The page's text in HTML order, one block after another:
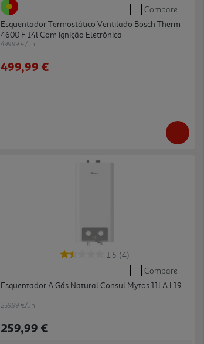
Compare
Esquentador Termostático Ventilado Bosch Therm
4600 F 14l Com Ignição Eletrónica
499.99 €/un
499,99 €
1.5 (4)
Compare
Esquentador A Gás Natural Consul Mytos 11l A L19
259.99 €/un
259,99 €